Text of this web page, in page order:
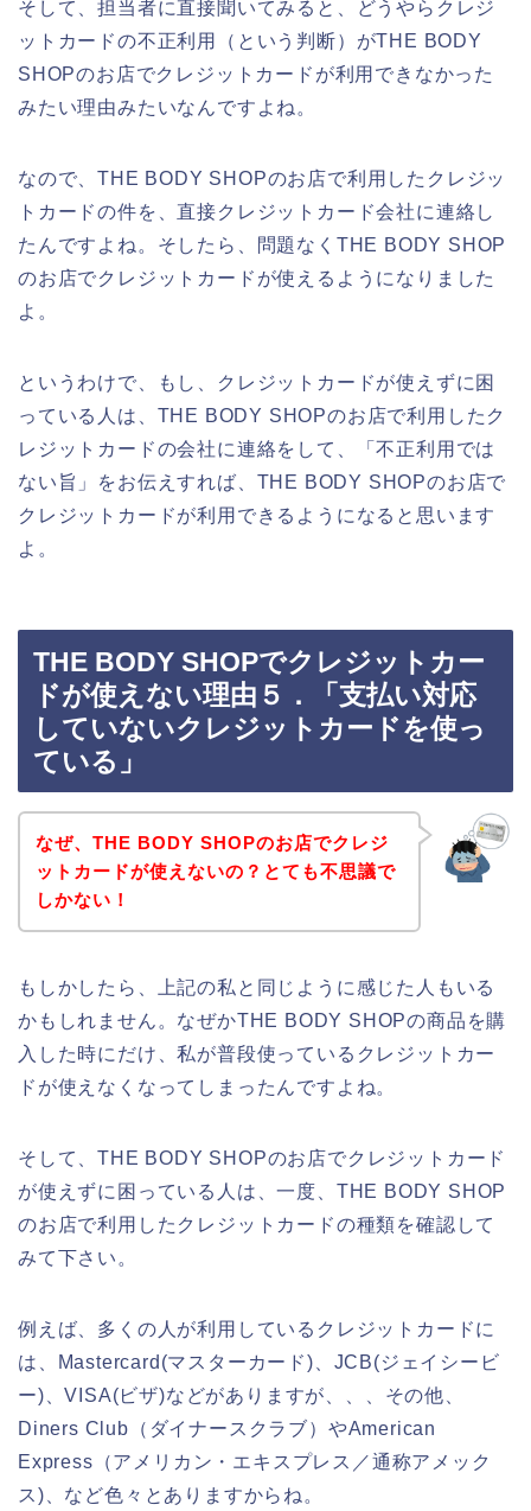
そして、担当者に直接聞いてみると、どうやらクレジ
ットカードの不正利用（という判断）がTHE BODY
SHOPのお店でクレジットカードが利用できなかった
みたい理由みたいなんですよね。
なので、THE BODY SHOPのお店で利用したクレジッ
トカードの件を、直接クレジットカード会社に連絡し
たんですよね。そしたら、問題なくTHE BODY SHOP
のお店でクレジットカードが使えるようになりました
よ。
というわけで、もし、クレジットカードが使えずに困
っている人は、THE BODY SHOPのお店で利用したク
レジットカードの会社に連絡をして、「不正利用では
ない旨」をお伝えすれば、THE BODY SHOPのお店で
クレジットカードが利用できるようになると思います
よ。
THE BODY SHOPでクレジットカー
ドが使えない理由５．「支払い対応
していないクレジットカードを使っ
ている」
なぜ、THE BODY SHOPのお店でクレジ
ットカードが使えないの？とても不思議で
しかない！
もしかしたら、上記の私と同じように感じた人もいる
かもしれません。なぜかTHE BODY SHOPの商品を購
入した時にだけ、私が普段使っているクレジットカー
ドが使えなくなってしまったんですよね。
そして、THE BODY SHOPのお店でクレジットカード
が使えずに困っている人は、一度、THE BODY SHOP
のお店で利用したクレジットカードの種類を確認して
みて下さい。
例えば、多くの人が利用しているクレジットカードに
は、Mastercard(マスターカード)、JCB(ジェイシービ
ー)、VISA(ビザ)などがありますが、、、その他、
Diners Club（ダイナースクラブ）やAmerican
Express（アメリカン・エキスプレス／通称アメック
ス)、など色々とありますからね。